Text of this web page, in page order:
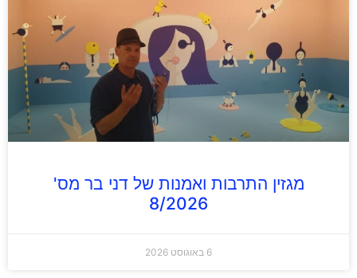
מגזין התרבות ואמנות של דני בר מס'
8/2026
6 באוגוסט 2026